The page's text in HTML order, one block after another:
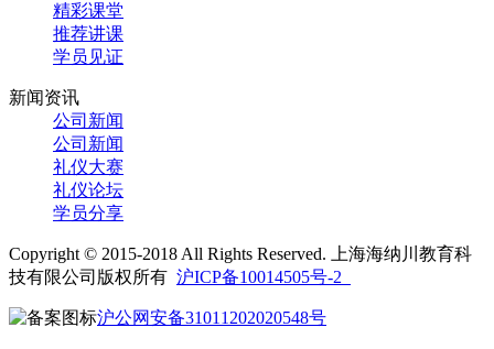
精彩课堂
推荐讲课
学员见证
新闻资讯
公司新闻
公司新闻
礼仪大赛
礼仪论坛
学员分享
Copyright © 2015-2018 All Rights Reserved. 上海海纳川教育科
技有限公司版权所有 沪ICP备10014505号-2
沪公网安备31011202020548号